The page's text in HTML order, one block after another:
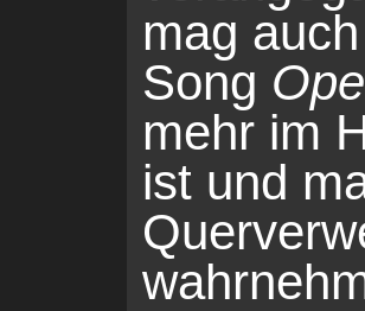
mag
Song
mehr im
ist und